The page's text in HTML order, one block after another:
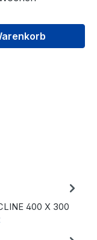
400 X 300